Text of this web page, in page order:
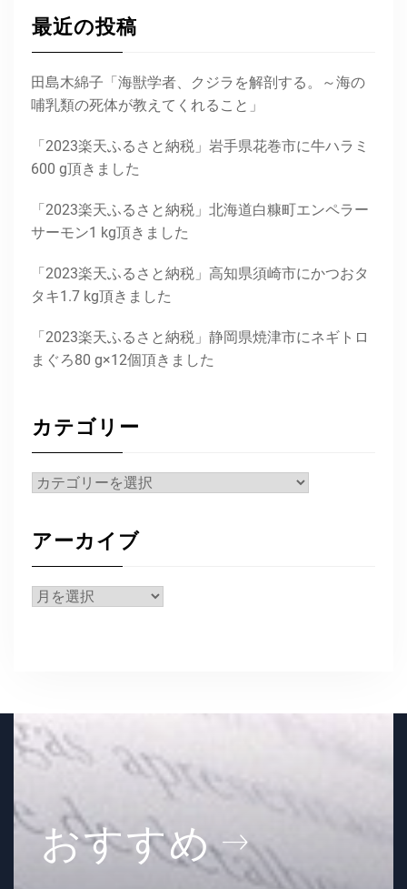
最近の投稿
田島木綿子「海獣学者、クジラを解剖する。～海の
哺乳類の死体が教えてくれること」
「2023楽天ふるさと納税」岩手県花巻市に牛ハラミ
600 g頂きました
「2023楽天ふるさと納税」北海道白糠町エンペラー
サーモン1 kg頂きました
「2023楽天ふるさと納税」高知県須崎市にかつおタ
タキ1.7 kg頂きました
「2023楽天ふるさと納税」静岡県焼津市にネギトロ
まぐろ80 g×12個頂きました
カテゴリー
カ
リ
ー
アーカイブ
ア
おすすめ